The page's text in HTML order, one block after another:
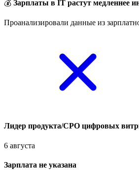
💰 Зарплаты в IT растут медленнее
Проанализировали данные из
Лидер продукта/СРО цифровых
6 августа
Зарплата не указана